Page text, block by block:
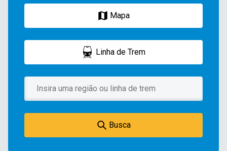
・(Para pessoa jurídica) cópia do tōhon emitida nos últimos 3
Mapa
Linha de Trem
Busca